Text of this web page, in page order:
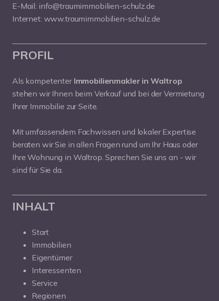
E-Mail: info@traumimmobilien-schulz.de
Internet: www.traumimmobilien-schulz.de
PROFIL
Als kompetenter Immobilienmakler in Waltrop
stehen wir Ihnen beim Verkauf und bei der Vermietung
Ihrer Immobilie zur Seite.
Mit umfassendem Fachwissen und lokaler Expertise
beraten wir Sie in allen Fragen rund um Ihr Haus oder
Ihre Wohnung in Waltrop. Sprechen Sie uns an - wir
sind für Sie da.
INHALT
Start
Immobilien
Eigentümer
Interessenten
Service
Regionen